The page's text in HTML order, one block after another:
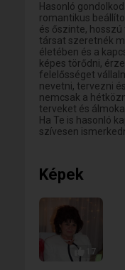
Hasonló
romantikus
és őszinte,
társat szeretnék
életében és a
képes törődni,
felelősséget
nevetni, tervezni
nemcsak a
terveket és
Ha Te is hasonló
szívesen
Képek
17